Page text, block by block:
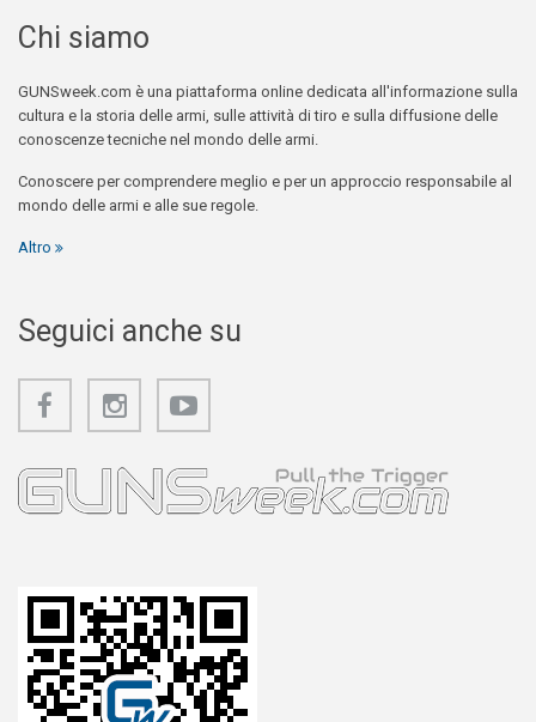
Chi siamo
GUNSweek.com è una piattaforma online dedicata all'informazione sulla
cultura e la storia delle armi, sulle attività di tiro e sulla diffusione delle
conoscenze tecniche nel mondo delle armi.
Conoscere per comprendere meglio e per un approccio responsabile al
mondo delle armi e alle sue regole.
Altro
Seguici anche su